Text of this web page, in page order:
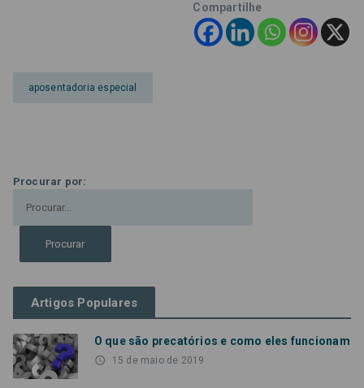
Compartilhe
aposentadoria especial
Procurar por:
Artigos Populares
O que são precatórios e como eles funcionam
access_time 15 de maio de 2019